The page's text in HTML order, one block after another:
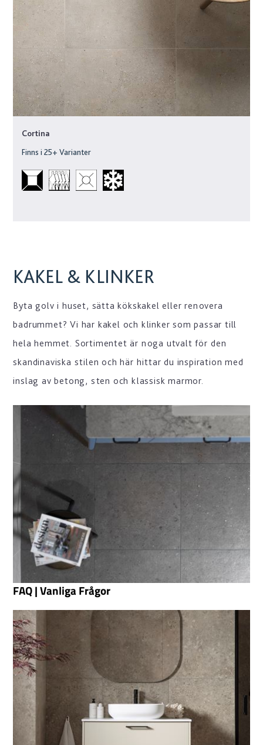
Cortina
Finns i25+ Varianter
KAKEL & KLINKER
Byta golv i huset, sätta kökskakel eller renovera
badrummet? Vi har kakel och klinker som passar till
hela hemmet. Sortimentet är noga utvalt för den
skandinaviska stilen och här hittar du inspiration med
inslag av betong, sten och klassisk marmor.
FAQ | Vanliga Frågor